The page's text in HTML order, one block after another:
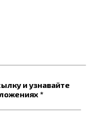
и узнавайте
*